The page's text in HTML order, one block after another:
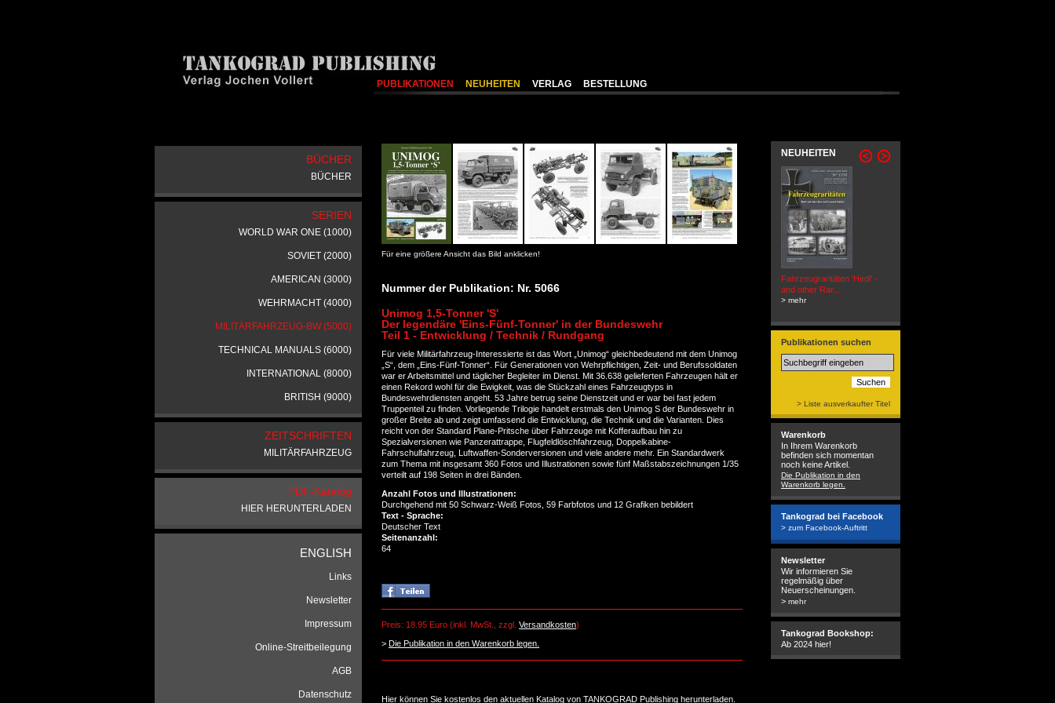
PUBLIKATIONEN NEUHEITEN VERLAG BESTELLUNG
Für eine größere Ansicht das Bild anklicken!
Nummer der Publikation: Nr. 5066
Unimog 1,5-Tonner 'S'
Der legendäre 'Eins-Fünf-Tonner' in der Bundeswehr
Teil 1 - Entwicklung / Technik / Rundgang
Für viele Militärfahrzeug-Interessierte ist das Wort „Unimog“ gleichbedeutend mit dem Unimog
„S“, dem „Eins-Fünf-Tonner“. Für Generationen von Wehrpflichtigen, Zeit- und Berufssoldaten
war er Arbeitsmittel und täglicher Begleiter im Dienst. Mit 36.638 gelieferten Fahrzeugen hält er
einen Rekord wohl für die Ewigkeit, was die Stückzahl eines Fahrzeugtyps in
Bundeswehrdiensten angeht. 53 Jahre betrug seine Dienstzeit und er war bei fast jedem
Truppenteil zu finden. Vorliegende Trilogie handelt erstmals den Unimog S der Bundeswehr in
großer Breite ab und zeigt umfassend die Entwicklung, die Technik und die Varianten. Dies
reicht von der Standard Plane-Pritsche über Fahrzeuge mit Kofferaufbau hin zu
Spezialversionen wie Panzerattrappe, Flugfeldlöschfahrzeug, Doppelkabine-
Fahrschulfahrzeug, Luftwaffen-Sonderversionen und viele andere mehr. Ein Standardwerk
zum Thema mit insgesamt 360 Fotos und Illustrationen sowie fünf Maßstabszeichnungen 1/35
verteilt auf 198 Seiten in drei Bänden.
Anzahl Fotos und Illustrationen:
Durchgehend mit 50 Schwarz-Weiß Fotos, 59 Farbfotos und 12 Grafiken bebildert
Text - Sprache:
Deutscher Text
Seitenanzahl:
64
Preis: 18.95 Euro (inkl. MwSt., zzgl. Versandkosten)
> Die Publikation in den Warenkorb legen.
Hier können Sie kostenlos den aktuellen Katalog von TANKOGRAD Publishing herunterladen
BÜCHER
BÜCHER
SERIEN
WORLD WAR ONE (1000)
SOVIET (2000)
AMERICAN (3000)
WEHRMACHT (4000)
MILITÄRFAHRZEUG-BW (5000)
TECHNICAL MANUALS (6000)
INTERNATIONAL (8000)
BRITISH (9000)
ZEITSCHRIFTEN
MILITÄRFAHRZEUG
PDF-Katalog
HIER HERUNTERLADEN
ENGLISH
Links
Newsletter
Impressum
Online-Streitbeilegung
AGB
Datenschutz
NEUHEITEN
Fahrzeugraritäten 'Hedi' -
and other Rar...
> mehr
Publikationen suchen
> Liste ausverkaufter Titel
Warenkorb
In Ihrem Warenkorb
befinden sich momentan
noch keine Artikel.
Die Publikation in den
Warenkorb legen.
Tankograd bei Facebook
> zum Facebook-Auftritt
Newsletter
Wir informieren Sie
regelmäßig über
Neuerscheinungen.
> mehr
Tankograd Bookshop:
Ab 2024 hier!